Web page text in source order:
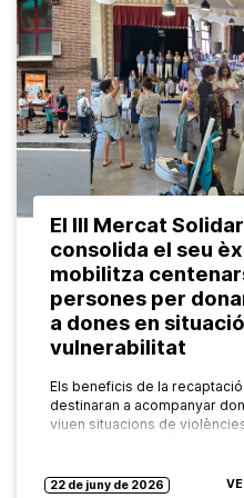
El III Mercat Solidari
consolida el seu
mobilitza
persones per
a dones en
vulnerabilitat
Els beneficis de la
destinaran a acompanyar
viuen situacions de
22 de juny de 2026